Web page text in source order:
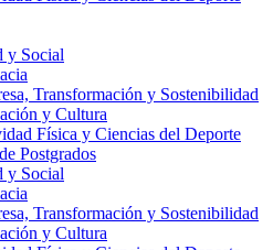
y Social
Transformación y Sostenibilidad
y Cultura
Física y Ciencias del Deporte
Postgrados
y Social
Transformación y Sostenibilidad
y Cultura